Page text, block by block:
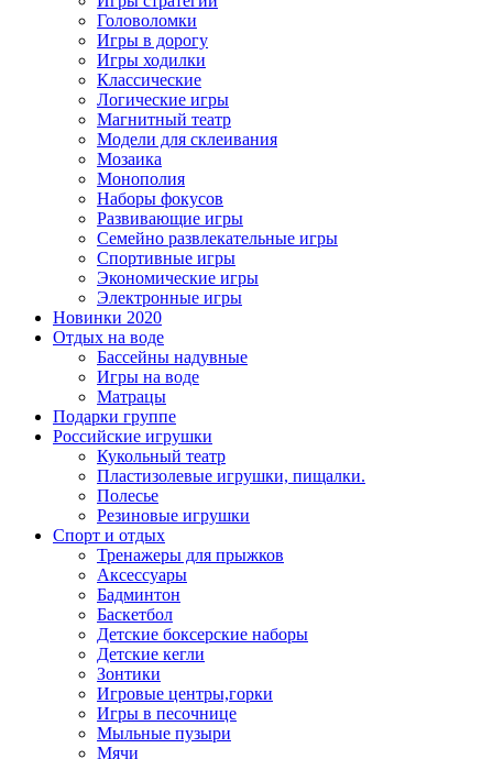
Головоломки
Игры в дорогу
Игры ходилки
Классические
Логические игры
Магнитный театр
Модели для склеивания
Мозаика
Монополия
Наборы фокусов
Развивающие игры
Семейно развлекательные игры
Спортивные игры
Экономические игры
Электронные игры
Новинки 2020
Отдых на воде
Бассейны надувные
Игры на воде
Матрацы
Подарки группе
Российские игрушки
Кукольный театр
Пластизолевые игрушки, пищалки.
Полесье
Резиновые игрушки
Спорт и отдых
Тренажеры для прыжков
Аксессуары
Бадминтон
Баскетбол
Детские боксерские наборы
Детские кегли
Зонтики
Игровые центры,горки
Игры в песочнице
Мыльные пузыри
Мячи